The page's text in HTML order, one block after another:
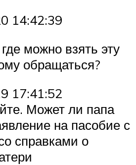
14:42:39
можно взять эту
обращаться?
17:41:52
Может ли папа
на пасобие с
справками о